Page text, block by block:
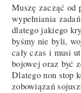
Muszę zacząć od
wypełniania
dlatego jakiego
byśmy nie byli,
cały czas i musi
bojowej oraz być
Dlatego non stop
zobowiązań